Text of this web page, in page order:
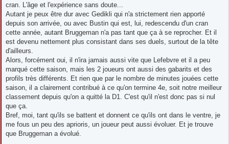
cran. L'âge et l'expérience sans doute...
Autant je peux être dur avec Gedikli qui n'a strictement rien apporté
depuis son arrivée, ou avec Bustin qui est, lui, redescendu d'un cran
cette année, autant Bruggeman n'a pas tant que ça à se reprocher. Et il
est devenu nettement plus consistant dans ses duels, surtout de la tête
d'ailleurs.
Alors, forcément oui, il n'ira jamais aussi vite que Lefebvre et il a peu
marqué cette saison, mais les 2 joueurs ont aussi des gabarits et des
profils très différents. Et rien que par le nombre de minutes jouées cette
saison, il a clairement contribué à ce qu'on termine 4e, soit notre meilleur
classement depuis qu'on a quitté la D1. C'est qu'il n'est donc pas si nul
que ça.
Bref, moi, tant qu'ils se battent et donnent ce qu'ils ont dans le ventre, je
me fous un peu des aprioris, un joueur peut aussi évoluer. Et je trouve
que Bruggeman a évolué.